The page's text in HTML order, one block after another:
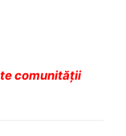
comunității